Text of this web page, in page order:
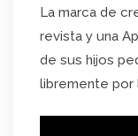
La marca de
revista y una
de sus hijos
libremente por